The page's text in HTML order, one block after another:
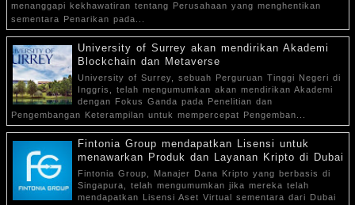
menanggapi kekhawatiran tentang Perusahaan yang menghentikan
sementara Penarikan pada...
University of Surrey akan mendirikan Akademi
Blockchain dan Metaverse
University of Surrey, sebuah Perguruan Tinggi Negeri di
Inggris, telah mengumumkan akan mendirikan Akademi
dengan Fokus Ganda pada Penelitian dan
Pengembangan Keterampilan untuk mempercepat Pengemban...
Fintonia Group mendapatkan Lisensi untuk
menawarkan Produk dan Layanan Kripto di Dubai
Fintonia Group, Manajer Dana Kripto yang berbasis di
Singapura, telah mengumumkan jika mereka telah
mendapatkan Lisensi Aset Virtual sementara dari Dubai